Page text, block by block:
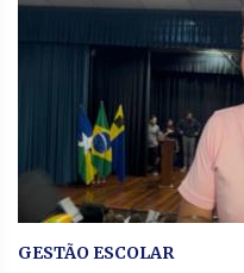
GESTÃO ESCOLAR